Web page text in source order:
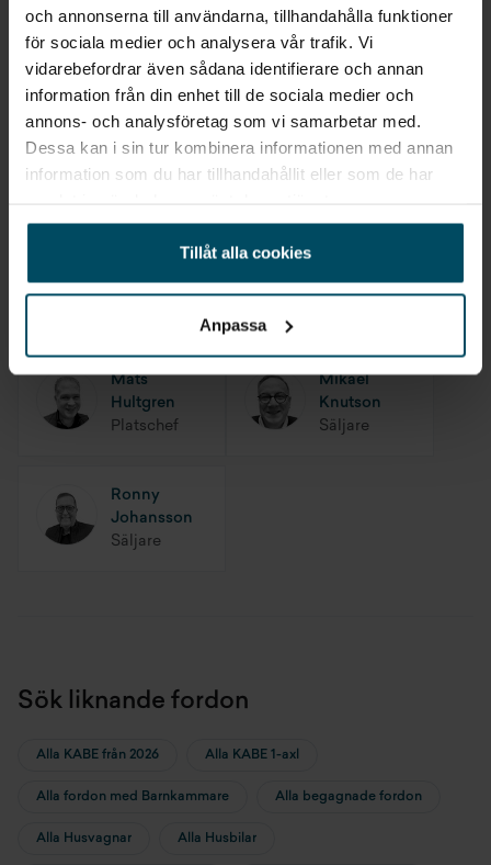
och annonserna till användarna, tillhandahålla funktioner
för sociala medier och analysera vår trafik. Vi
vidarebefordrar även sådana identifierare och annan
information från din enhet till de sociala medier och
annons- och analysföretag som vi samarbetar med.
Dessa kan i sin tur kombinera informationen med annan
information som du har tillhandahållit eller som de har
Tillåt alla cookies
Anpassa
TV-antenn
TV-fäste
Värme - vattenburen
Kontakta oss
Gå till avdelningen
Mats
Hultgren
Platschef
Mikael
Knutson
Säljare
Ronny
Johansson
Säljare
Sök liknande fordon
Alla KABE från 2026 Alla KABE 1-axl
Alla fordon med Barnkammare Alla begagnade fordon
Alla Husvagnar Alla Husbilar